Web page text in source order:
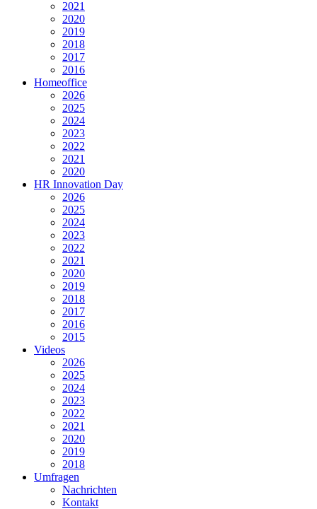
2021
2020
2019
2018
2017
2016
Homeoffice
2026
2025
2024
2023
2022
2021
2020
HR Innovation Day
2026
2025
2024
2023
2022
2021
2020
2019
2018
2017
2016
2015
Videos
2026
2025
2024
2023
2022
2021
2020
2019
2018
Umfragen
Nachrichten
Kontakt